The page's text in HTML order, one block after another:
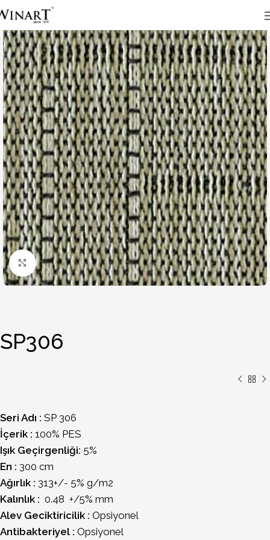
Click to enlarge
SP306
Seri Adı : SP 306
İçerik : 100% PES
Işık Geçirgenliği: 5%
En : 300 cm
Ağırlık : 313+/- 5% g/m2
Kalınlık : 0.48 +/5% mm
Alev Geciktiricilik : Opsiyonel
Antibakteriyel : Opsiyonel